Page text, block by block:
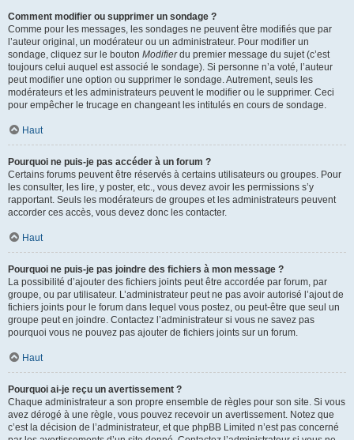
Comment modifier ou supprimer un sondage ?
Comme pour les messages, les sondages ne peuvent être modifiés que par
l’auteur original, un modérateur ou un administrateur. Pour modifier un
sondage, cliquez sur le bouton Modifierdu premier message du sujet (c’est
toujours celui auquel est associé le sondage). Si personne n’a voté, l’auteur
peut modifier une option ou supprimer le sondage. Autrement, seuls les
modérateurs et les administrateurs peuvent le modifier ou le supprimer. Ceci
pour empêcher le trucage en changeant les intitulés en cours de sondage.
Haut
Pourquoi ne puis-je pas accéder à un forum ?
Certains forums peuvent être réservés à certains utilisateurs ou groupes. Pour
les consulter, les lire, y poster, etc., vous devez avoir les permissions s’y
rapportant. Seuls les modérateurs de groupes et les administrateurs peuvent
accorder ces accès, vous devez donc les contacter.
Haut
Pourquoi ne puis-je pas joindre des fichiers à mon message ?
La possibilité d’ajouter des fichiers joints peut être accordée par forum, par
groupe, ou par utilisateur. L’administrateur peut ne pas avoir autorisé l’ajout de
fichiers joints pour le forum dans lequel vous postez, ou peut-être que seul un
groupe peut en joindre. Contactez l’administrateur si vous ne savez pas
pourquoi vous ne pouvez pas ajouter de fichiers joints sur un forum.
Haut
Pourquoi ai-je reçu un avertissement ?
Chaque administrateur a son propre ensemble de règles pour son site. Si vous
avez dérogé à une règle, vous pouvez recevoir un avertissement. Notez que
c’est la décision de l’administrateur, et que phpBB Limited n’est pas concerné